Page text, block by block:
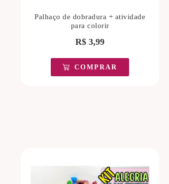
Palhaço de dobradura + atividade
para colorir
R$ 3,99
COMPRAR